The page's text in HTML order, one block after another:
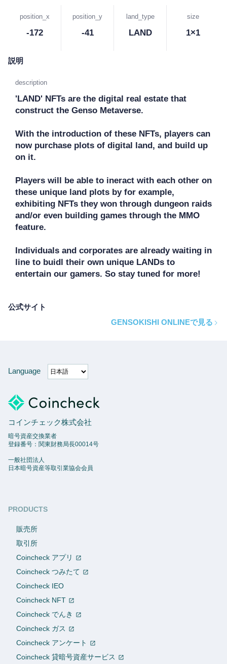
position_x
-172
position_y
-41
land_type
LAND
size
1×1
説明
description
'LAND' NFTs are the digital real estate that
construct the Genso Metaverse.
With the introduction of these NFTs, players can
now purchase plots of digital land, and build up
on it.
Players will be able to ineract with each other on
these unique land plots by for example,
exhibiting NFTs they won through dungeon raids
and/or even building games through the MMO
feature.
Individuals and corporates are already waiting in
line to buidl their own unique LANDs to
entertain our gamers. So stay tuned for more!
公式サイト
GENSOKISHI ONLINEで見る
Language
コインチェック株式会社
暗号資産交換業者
登録番号：関東財務局長00014号
一般社団法人
日本暗号資産等取引業協会会員
PRODUCTS
販売所
取引所
Coincheck アプリ
Coincheck つみたて
Coincheck IEO
Coincheck NFT
Coincheck でんき
Coincheck ガス
Coincheck アンケート
Coincheck 貸暗号資産サービス